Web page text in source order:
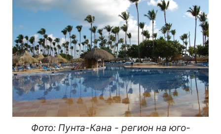
Фото: Пунта-Кана - регион на юго-